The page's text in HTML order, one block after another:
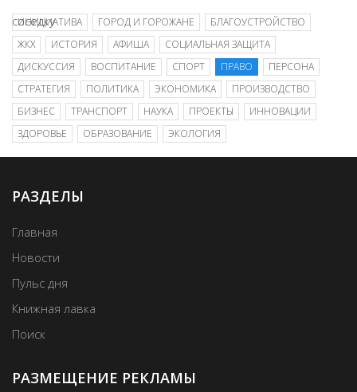
ИНИЦИАТИВА ГОРОД И ГОРОЖАНЕ
БЛАГОУСТРОЙСТВО
ЖКХ
ИСТОРИЯ АФИША
СОЦИАЛЬНАЯ ЗАЩИТА
ДИСКУССИЯ
ВОСПИТАНИЕ СПОРТ ПРАВО
ПЕРСОНА
СТРАТЕГИЯ
ПОЛИТИКА ЭКОНОМИКА
ПРОИЗВОДСТВО
БИЗНЕС
ТРАНСПОРТ НАУКА ПРОЕКТЫ
ИННОВАЦИИ
ЗДОРОВЬЕ
ОБРАЗОВАНИЕ ЭКОЛОГИЯ
РАЗДЕЛЫ
Главная
Новости
Пульс дня
Книжная лавка
Поиск
РАЗМЕЩЕНИЕ РЕКЛАМЫ